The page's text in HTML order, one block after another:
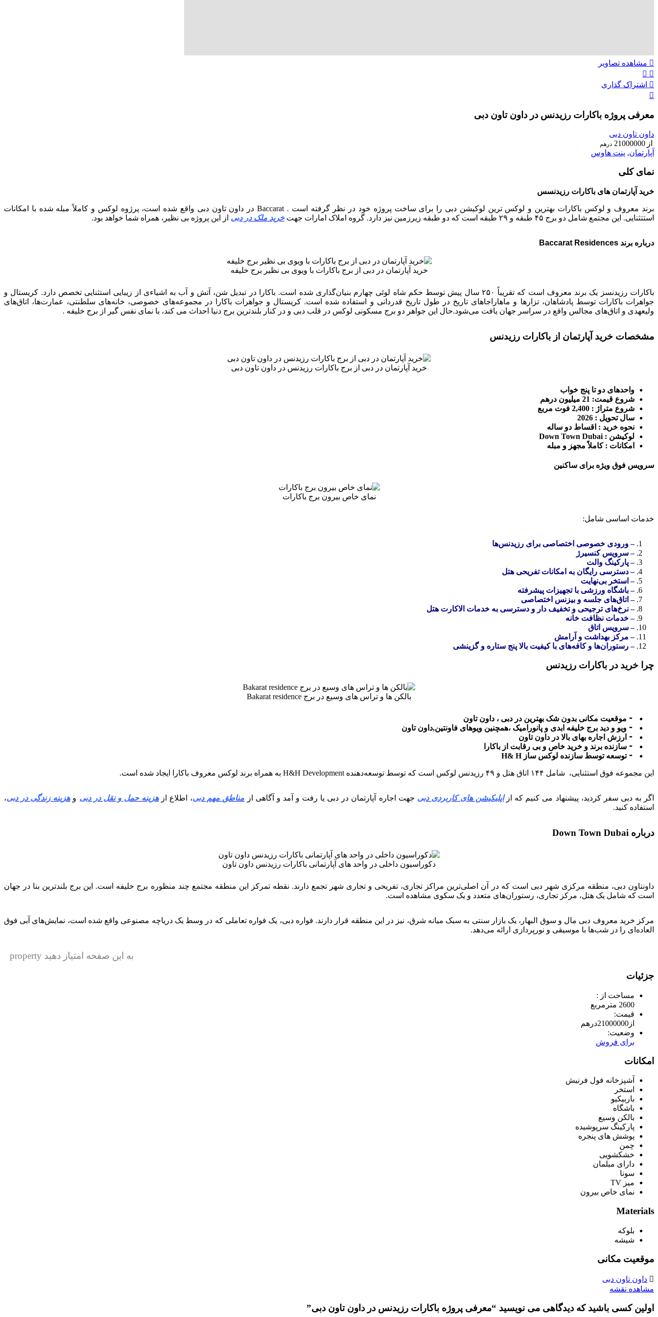
مشاهده تصاویر
اشتراک گذاری
معرفی پروژه باکارات رزیدنس در داون تاون دبی
داون تاون دبی
از 21000000 درهم
آپارتمان, پنت هاوس
نمای کلی
خرید آپارتمان های باکارات رزیدنسس
برند معروف و لوکس باکارات بهترین و لوکس ترین لوکیشن دبی را برای ساخت پروژه خود در نظر گرفته است . Baccarat در داون تاون دبی واقع شده است، پرژوه لوکس و کاملاً مبله شده با امکانات
استتثنایی. این مجتمع شامل دو برج ۴۵ طبقه و ۲۹ طبقه است که دو طبقه زیرزمین نیز دارد. گروه املاک امارات جهت
خرید ملک در دبی از این پروژه بی نظیر، همراه شما خواهد بود.
درباره برند Baccarat Residences
خرید آپارتمان در دبی از برج باکارات با ویوی بی نظیر برج خلیفه
باکارات رزیدنسز یک برند معروف است که تقریباً ۲۵۰ سال پیش توسط حکم شاه لوئی چهارم بنیان‌گذاری شده است. باکارا در تبدیل شن، آتش و آب به اشیاءی از زیبایی استثنایی تخصص دارد. کریستال و
جواهرات باکارات توسط پادشاهان، تزارها و ماهاراجاهای تاریخ در طول تاریخ قدردانی و استفاده شده است. کریستال و جواهرات باکارا در مجموعه‌های خصوصی، خانه‌های سلطنتی، عمارت‌ها، اتاق‌های
ولیعهدی و اتاق‌های مجالس واقع در سراسر جهان یافت می‌شود.حال این جواهر دو برج مسکونی لوکس در قلب دبی و در کنار بلندترین برج دنیا احداث می کند، با نمای نفس گیر از برج خلیفه .
مشخصات خرید آپارتمان از باکارات رزیدنس
خرید آپارتمان در دبی از برج باکارات رزیدنس در داون تاون دبی
واحدهای دو تا پنج خواب
شروع قیمت‌: 21 میلیون درهم
شروع متراژ : 2,400 فوت مربع
سال تحویل : 2026
نحوه خرید : اقساط دو ساله
لوکیشن : Down Town Dubai
امکانات : کاملاً مجهز و مبله
سرویس فوق ویژه برای ساکنین
نمای خاص بیرون برج باکارات
خدمات اساسی شامل:
– ورودی خصوصی اختصاصی برای رزیدنس‌ها
– سرویس کنسیرژ
– پارکینگ والت
– دسترسی رایگان به امکانات تفریحی هتل
– استخر بی‌نهایت
– باشگاه ورزشی با تجهیزات پیشرفته
– اتاق‌های جلسه و بیزنس اختصاصی
– نرخ‌های ترجیحی و تخفیف دار و دسترسی به خدمات الاکارت هتل
– خدمات نظافت خانه
– سرویس اتاق
– مرکز بهداشت و آرامش
– رستوران‌ها و کافه‌های با کیفیت بالا پنج ستاره و گزینشی
چرا خرید در باکارات رزیدنس
بالکن ها و تراس های وسیع در برج Bakarat residence
⁃ موقعیت مکانی بدون شک بهترین در دبی ، داون تاون
⁃ ویو و دید برج خلیفه ابدی و پانورامیک ،همچنین ویوهای فاونتین,داون تاون
⁃ ارزش اجاره بهای بالا در داون تاون
⁃ سازنده برند و خرید خاص و بی رقابت از باکارا
⁃ توسعه توسط سازنده لوکس ساز H& H
این مجموعه فوق استثنایی، شامل ۱۴۴ اتاق هتل و ۴۹ رزیدنس لوکس است که توسط توسعه‌دهنده H&H Development به همراه برند لوکس معروف باکارا ایجاد شده است.
اگر به دبی سفر کردید، پیشنهاد می کنیم که ازاپلیکیشن های کاربردی دبی جهت اجاره آپارتمان در دبی یا رفت و آمد و آگاهی از مناطق مهم دبی، اطلاع ازهزینه حمل و نقل در دبی وهزینه زندگی در دبی،
استفاده کنید.
درباره Down Town Dubai
دکوراسیون داخلی در واحد های آپارتمانی باکارات رزیدنس داون تاون
داونتاون دبی، منطقه مرکزی شهر دبی است که در آن اصلی‌ترین مراکز تجاری، تفریحی و تجاری شهر تجمع دارند. نقطه تمرکز این منطقه مجتمع چند منظوره برج خلیفه است. این برج بلندترین بنا در جهان
است که شامل یک هتل، مرکز تجاری، رستوران‌های متعدد و یک سکوی مشاهده است.
مرکز خرید معروف دبی مال و سوق البهار، یک بازار سنتی به سبک میانه شرق، نیز در این منطقه قرار دارند. فواره دبی، یک فواره تعاملی که در وسط یک دریاچه مصنوعی واقع شده است، نمایش‌های آبی فوق
العاده‌ای را در شب‌ها با موسیقی و نورپردازی ارائه می‌دهد.
به این صفحه امتیاز دهید property
جزئیات
مساحت از :
2600 مترمربع
قیمت:
از 21000000درهم
وضعیت:
برای فروش
امکانات
آشپزخانه فول فرنیش
استخر
باربیکیو
باشگاه
بالکن وسیع
پارکینگ سرپوشیده
پوشش های پنجره
چمن
خشکشویی
دارای مبلمان
سونا
میز TV
نمای خاص بیرون
Materials
بلوکه
شیشه
موقعیت مکانی
داون تاون دبی
مشاهده نقشه
اولین کسی باشید که دیدگاهی می نویسید “معرفی پروژه باکارات رزیدنس در داون تاون دبی”